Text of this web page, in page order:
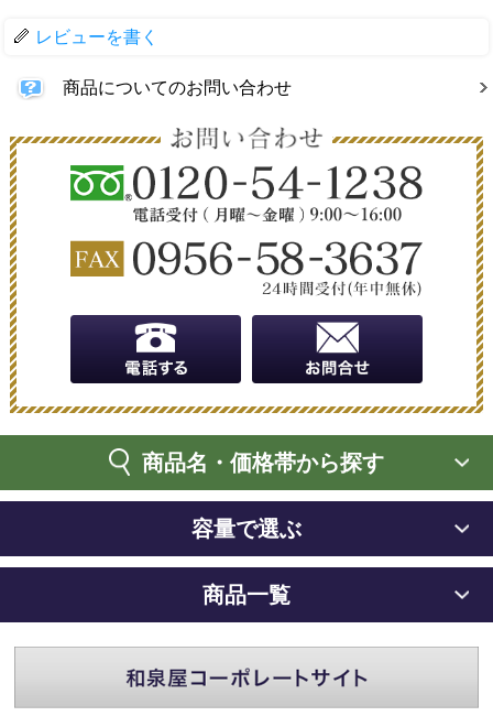
レビューを書く
商品についてのお問い合わせ
商品名・価格帯から探す
容量で選ぶ
商品一覧